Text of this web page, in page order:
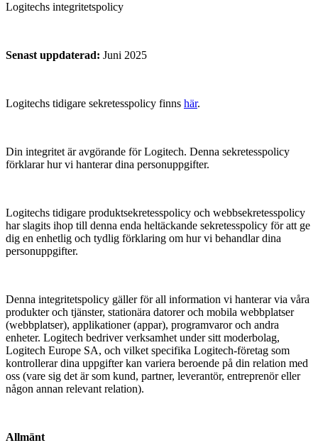
Logitechs integritetspolicy
Senast uppdaterad: Juni 2025
Logitechs tidigare sekretesspolicy finns här.
Din integritet är avgörande för Logitech. Denna sekretesspolicy
förklarar hur vi hanterar dina personuppgifter.
Logitechs tidigare produktsekretesspolicy och webbsekretesspolicy
har slagits ihop till denna enda heltäckande sekretesspolicy för att ge
dig en enhetlig och tydlig förklaring om hur vi behandlar dina
personuppgifter.
Denna integritetspolicy gäller för all information vi hanterar via våra
produkter och tjänster, stationära datorer och mobila webbplatser
(webbplatser), applikationer (appar), programvaror och andra
enheter. Logitech bedriver verksamhet under sitt moderbolag,
Logitech Europe SA, och vilket specifika Logitech-företag som
kontrollerar dina uppgifter kan variera beroende på din relation med
oss (vare sig det är som kund, partner, leverantör, entreprenör eller
någon annan relevant relation).
Allmänt